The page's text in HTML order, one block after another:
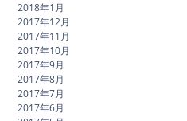
2018年1月
2017年12月
2017年11月
2017年10月
2017年9月
2017年8月
2017年7月
2017年6月